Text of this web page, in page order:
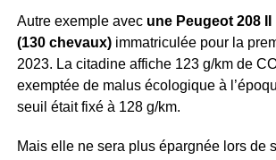
Autre exemple avec une Peugeot 208 II
(130 chevaux)immatriculée pour la
2023. La citadine affiche 123 g/km de
exemptée de malus écologique à
seuil était fixé à 128 g/km.
Mais elle ne sera plus épargnée lors de